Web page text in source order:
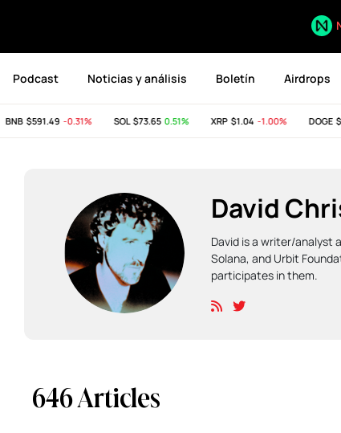
Podcast Noticias y análisis Boletín Airdrops
$591.49 -0.31% SOL$73.65 0.51% XRP$1.04 -1.00% DOGE
David
David is a writer/analyst
Solana, and Urbit
participates in them.
646 Articles